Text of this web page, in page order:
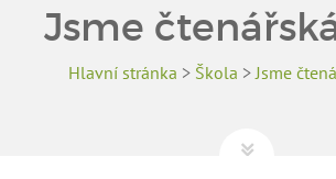
Jsme
Hlavní stránka > Škola >Jsme